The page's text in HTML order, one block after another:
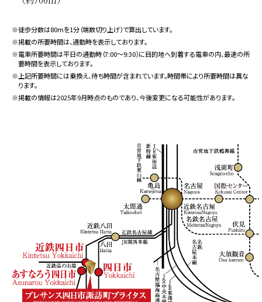
みずほ銀行四日市支店・・・徒歩10分（約780m）
桑名三重信用金庫四日市支店・・・徒歩13分（約990m）
あいち銀行四日市支店・・・徒歩13分（約1,030m）
百五銀行四日市支店・・・徒歩13分（約1,040m）
PUBLIC
四日市南警察署諏訪交番・・・徒歩7分（約540m）
四日市市市民窓口サービスセンター・・・徒歩8分（約640m）
四日市市消防本部中消防署・・・徒歩12分（約920m）
四日市市文化会館・・・徒歩18分（約1,430m）
PARK & OTHER
四日市郵便局・・・徒歩5分（約370m）
三栄公園・・・徒歩5分（約380m）
諏訪神社・・・徒歩7分（約500m）
諏訪公園・・・徒歩7分（約510m）
※徒歩分数は80ⅿを1分（端数切り上げ）で算出しています。
※掲載の所要時間は、通勤時を表示しております。
※電車所要時間は平日の通勤時（7:00〜9:30）に目的地へ到着する電車の内、最速の所
要時間を表示しております。
※上記所要時間には乗換え、待ち時間が含まれています。時間帯により所要時間は異な
ります。
※掲載の情報は2025年9月時点のものであり、今後変更になる可能性があります。